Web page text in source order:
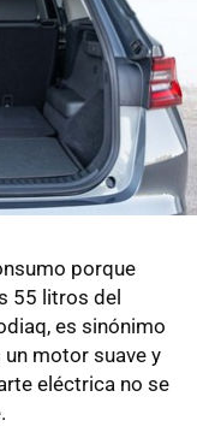
porque
55 litros del
es sinónimo
motor suave y
eléctrica no se